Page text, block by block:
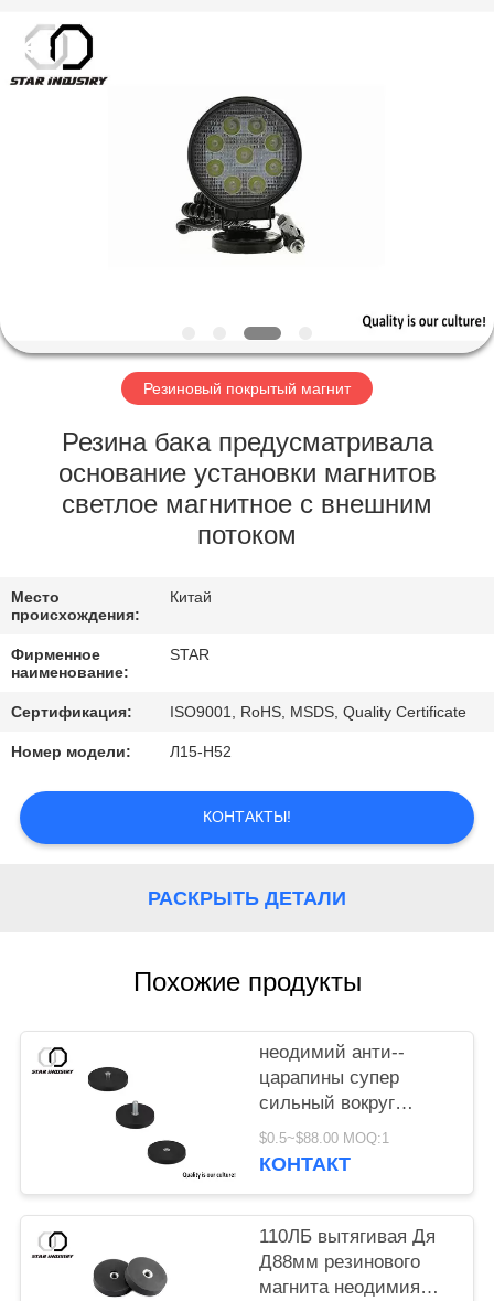
ПУТЕШЕСТВИЕ
ФАБРИКИ
ПРОВЕРКА
КАЧЕСТВА
МЫ
НОВОСТИ
СЛУЧАИ
Copyright
2021
magnetsassembly.com.
Резиновый покрытый магнит
Резина бака предусматривала
основание установки магнитов
светлое магнитное с внешним
потоком
Место
происхождения:
Китай
Фирменное
наименование:
STAR
Сертификация: ISO9001, RoHS, MSDS, Quality Certificate
Номер модели: Л15-Н52
КОНТАКТЫ!
РАСКРЫТЬ ДЕТАЛИ
Похожие продукты
неодимий анти--
царапины супер
сильный вокруг
резинового покрытого
магнита D66 D88 для
освещение
$0.5~$88.00 MOQ:1
КОНТАКТ
110ЛБ вытягивая Дя
Д88мм резинового
магнита неодимия